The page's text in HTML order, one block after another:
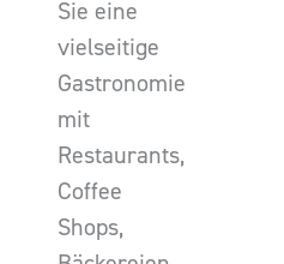
Sie eine
vielseitige
Gastronomie
mit
Restaurants,
Coffee
Shops,